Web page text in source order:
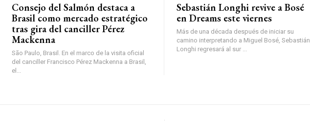
Consejo del Salmón destaca a
Brasil como mercado estratégico
tras gira del canciller Pérez
Mackenna
São Paulo, Brasil. En el marco de la visita oficial
del canciller Francisco Pérez Mackenna a Brasil,
el...
Sebastián Longhi revive a Bosé
en Dreams este viernes
Más de una década después de iniciar su
camino interpretando a Miguel Bosé, Sebastián
Longhi regresará al sur ...